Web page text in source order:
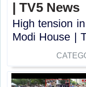
| TV5 News
High tension
Modi House |